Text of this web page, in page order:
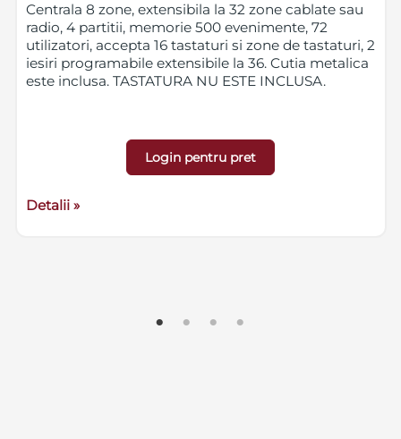
Centrala 8 zone, extensibila la 32 zone cablate sau
radio, 4 partitii, memorie 500 evenimente, 72
utilizatori, accepta 16 tastaturi si zone de tastaturi, 2
iesiri programabile extensibile la 36. Cutia metalica
este inclusa. TASTATURA NU ESTE INCLUSA.
Login pentru pret
Detalii »